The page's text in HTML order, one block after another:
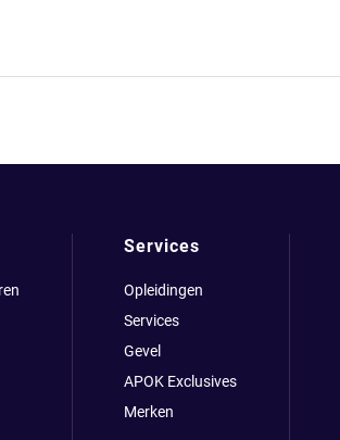
Services
Opleidingen
Services
Gevel
APOK Exclusives
Merken